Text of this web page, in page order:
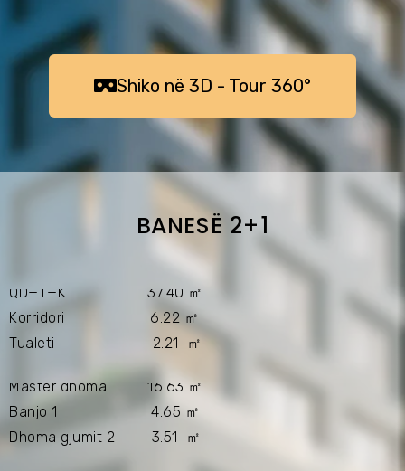
ㅤㅤShiko në 3D - Tour 360°ㅤㅤㅤ
BANESË 2+1
QD+T+K 37.40 ㎡
Korridori 6.22 ㎡
Tualeti 2.21 ㎡
Master dhoma 16.63 ㎡
Banjo 1 4.65 ㎡
Dhoma gjumit 2 3.51 ㎡